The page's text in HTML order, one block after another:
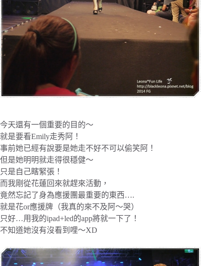
今天還有一個重要的目的～
就是要看Emily走秀阿！
事前她已經有說要是她走不好不可以偷笑阿！
但是她明明就走得很穩健～
只是自己瞎緊張！
而我剛從花蓮回來就趕來活動，
竟然忘記了身為應援團最重要的東西….
就是花or應援牌（我真的來不及阿～哭）
只好…用我的ipad+led的app將就一下了！
不知道她沒有沒看到哩～XD